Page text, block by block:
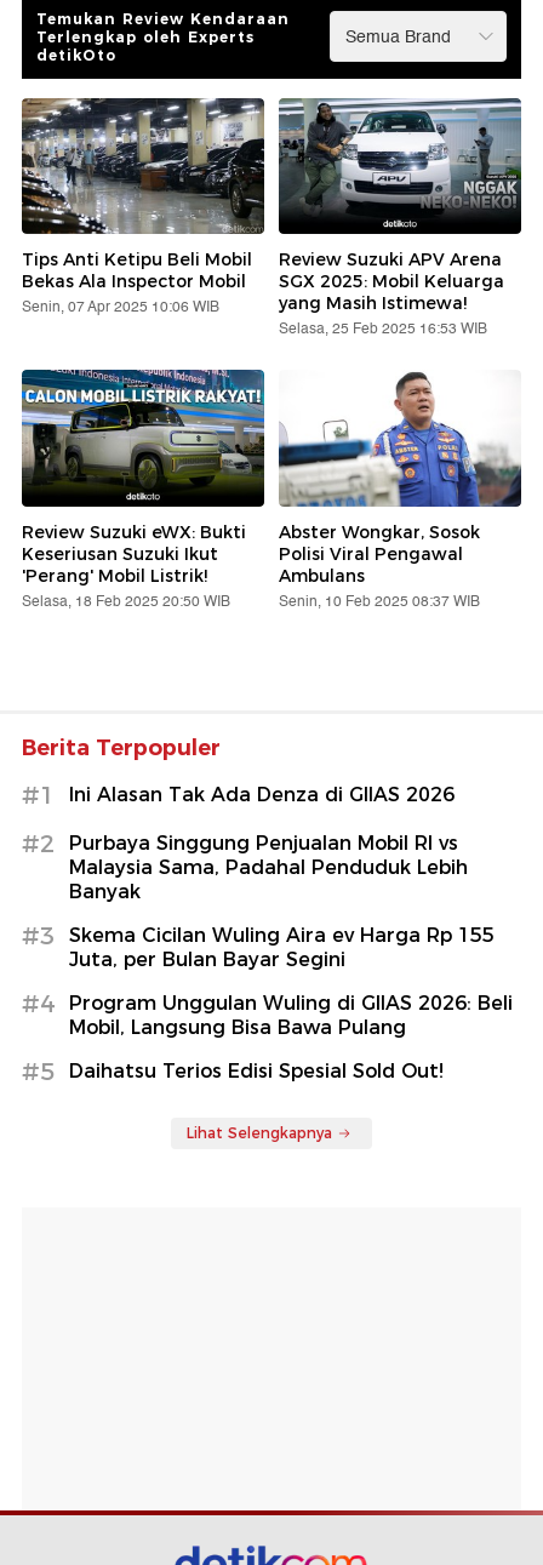
Temukan Review Kendaraan
Terlengkap oleh Experts
detikOto
Tips Anti Ketipu Beli Mobil
Bekas Ala Inspector Mobil
Senin, 07 Apr 2025 10:06 WIB
Review Suzuki APV Arena
SGX 2025: Mobil Keluarga
yang Masih Istimewa!
Selasa, 25 Feb 2025 16:53 WIB
Review Suzuki eWX: Bukti
Keseriusan Suzuki Ikut
'Perang' Mobil Listrik!
Selasa, 18 Feb 2025 20:50 WIB
Abster Wongkar, Sosok
Polisi Viral Pengawal
Ambulans
Senin, 10 Feb 2025 08:37 WIB
Berita Terpopuler
#1 Ini Alasan Tak Ada Denza di GIIAS 2026
#2
Purbaya Singgung Penjualan Mobil RI vs
Malaysia Sama, Padahal Penduduk Lebih
Banyak
#3
Skema Cicilan Wuling Aira ev Harga Rp 155
Juta, per Bulan Bayar Segini
#4
Program Unggulan Wuling di GIIAS 2026: Beli
Mobil, Langsung Bisa Bawa Pulang
#5 Daihatsu Terios Edisi Spesial Sold Out!
Lihat Selengkapnya